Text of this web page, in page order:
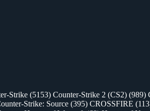
Strike (5153) Counter-Strike 2 (CS2) (989)
Strike: Source (395) CROSSFIRE